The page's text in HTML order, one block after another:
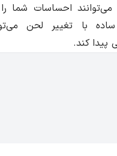
می‌توانند احساسات شما
با تغییر لحن
پیدا کند.